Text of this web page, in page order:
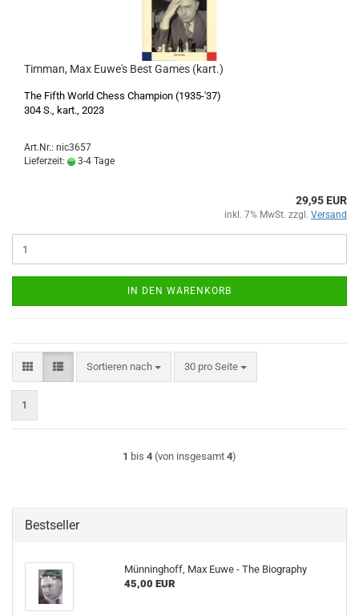
Timman, Max Euwe's Best Games (kart.)
The Fifth World Chess Champion (1935-'37)
304 S., kart., 2023
Art.Nr.: nic3657
Lieferzeit:
3-4 Tage
29,95 EUR
inkl. 7% MwSt. zzgl. Versand
IN DEN WARENKORB
Sortieren nach
Sortieren nach 30 pro Seite
pro Seite
1
1 bis 4 (von insgesamt 4)
Bestseller
Münninghoff, Max Euwe - The Biography
45,00 EUR